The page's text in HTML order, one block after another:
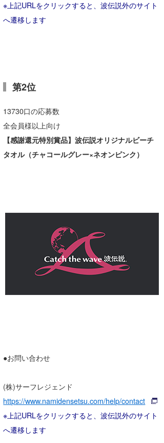
※上記URLをクリックすると、波伝説外のサイト
へ遷移します
第2位
13730口の応募数
全会員様以上向け
【感謝還元特別賞品】波伝説オリジナルビーチ
タオル（チャコールグレー×ネオンピンク）
●お問い合わせ
(株)サーフレジェンド
https://www.namidensetsu.com/help/contact
※上記URLをクリックすると、波伝説外のサイト
へ遷移します